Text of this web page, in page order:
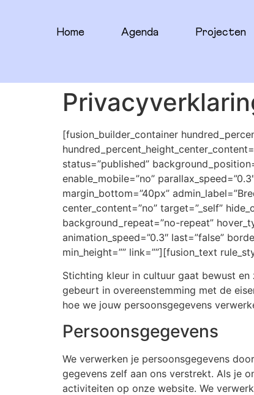
Home Agenda Projecten
[fusion_builder_container
status=”published”
enable_mobile=”no”
margin_bottom=”40px”
center_content=”no” target=”_self”
background_repeat=”no-repeat”
animation_speed=”0.3″ last=”false”
min_height=”” link=””][fusion_text
Stichting kleur in cultuur gaat bewust
gebeurt in overeenstemming met de
hoe we jouw persoonsgegevens
Persoonsgegevens
We verwerken je persoonsgegevens
gegevens zelf aan ons verstrekt. Als je
activiteiten op onze website. We